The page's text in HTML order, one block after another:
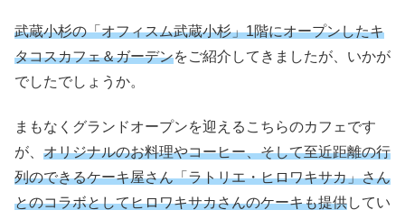
武蔵小杉の「オフィスム武蔵小杉」1階にオープンしたキ
タコスカフェ＆ガーデンをご紹介してきましたが、いかが
でしたでしょうか。
まもなくグランドオープンを迎えるこちらのカフェです
が、 オリジナルのお料理やコーヒー、そして至近距離の行
列のできるケーキ屋さん「ラトリエ・ヒロワキサカ」さん
とのコラボとしてヒロワキサカさんのケーキも提供してい